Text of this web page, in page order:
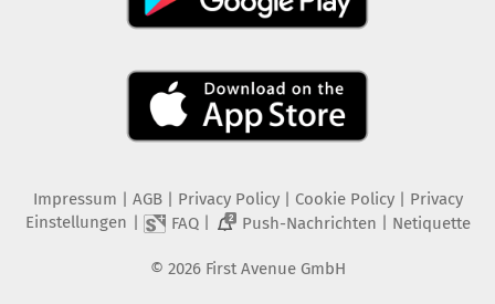
Impressum AGB Privacy Policy| Cookie Policy| Privacy
Einstellungen
FAQ| 2 Push-Nachrichten Netiquette
© 2026 First Avenue GmbH